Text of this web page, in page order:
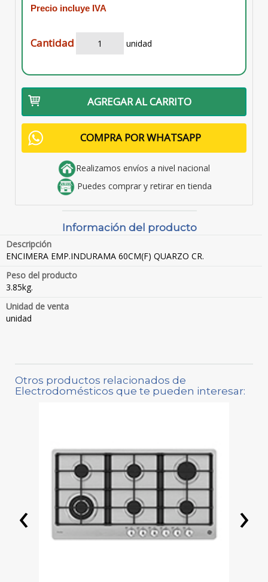
Precio incluye IVA
Cantidad unidad
AGREGAR AL CARRITO
COMPRA POR WHATSAPP
Realizamos envíos a nivel nacional
Puedes comprar y retirar en tienda
Información del producto
Descripción
ENCIMERA EMP.INDURAMA 60CM(F) QUARZO CR.
Peso del producto
3.85kg.
Unidad de venta
unidad
Otros productos relacionados de
Electrodomésticos que te pueden interesar:
‹ ›